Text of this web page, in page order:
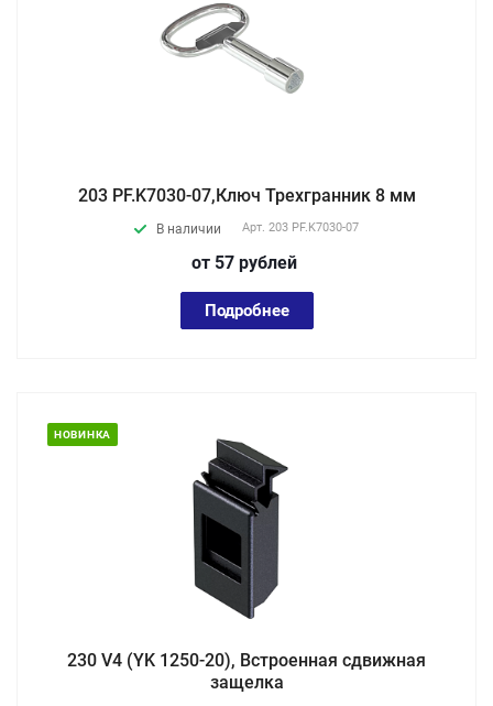
203 PF.K7030-07,Ключ Трехгранник 8 мм
В наличии Арт. 203 PF.K7030-07
от 57 рублей
Подробнее
НОВИНКА
230 V4 (YK 1250-20), Встроенная cдвижная
защелка